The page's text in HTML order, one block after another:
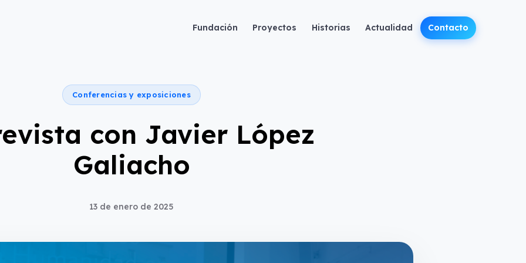
Conferencias y exposiciones
con Javier López
Galiacho
13 de enero de 2025
Fundación Proyectos Historias Actualidad Contacto